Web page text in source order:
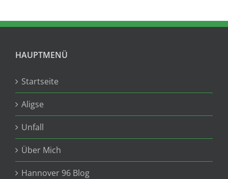
HAUPTMENÜ
Startseite
Aligse
Unfall
Über Mich
Hannover 96 Blog